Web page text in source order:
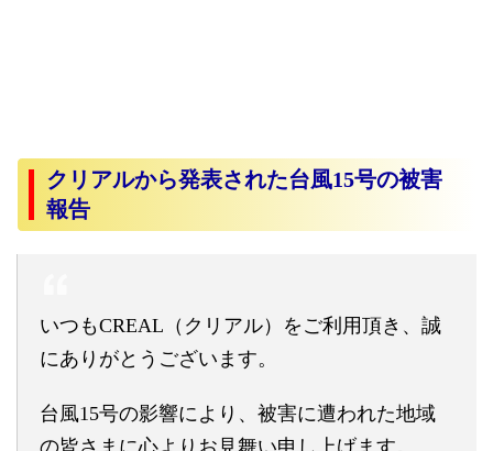
クリアルから発表された台風15号の被害
報告
いつもCREAL（クリアル）をご利用頂き、誠
にありがとうございます。
台風15号の影響により、被害に遭われた地域
の皆さまに心よりお見舞い申し上げます。